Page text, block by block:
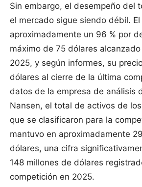
Sin embargo, el desempeño del
el mercado sigue siendo débil.
aproximadamente un 96 % por
máximo de 75 dólares
2025, y según informes, su
dólares al cierre de la última
datos de la empresa de análisis
Nansen, el total de activos de
que se clasificaron para la
mantuvo en aproximadamente
dólares, una cifra
148 millones de dólares
competición en 2025.